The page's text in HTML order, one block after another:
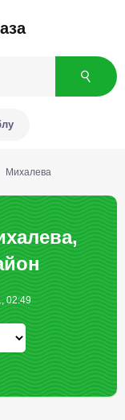
Михалева
02:49